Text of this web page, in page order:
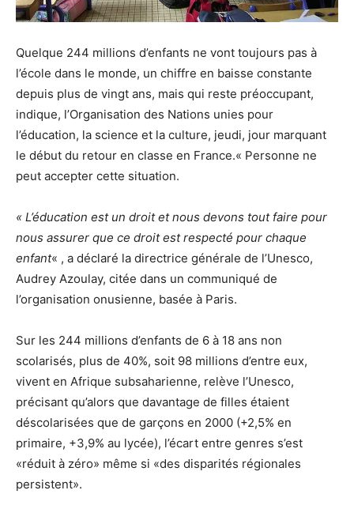
Quelque 244 millions d’enfants ne vont toujours pas à
l’école dans le monde, un chiffre en baisse constante
depuis plus de vingt ans, mais qui reste préoccupant,
indique, l’Organisation des Nations unies pour
l’éducation, la science et la culture, jeudi, jour marquant
le début du retour en classe en France.« Personne ne
peut accepter cette situation.
« L’éducation est un droit et nous devons tout faire pour
nous assurer que ce droit est respecté pour chaque
enfant« , a déclaré la directrice générale de l’Unesco,
Audrey Azoulay, citée dans un communiqué de
l’organisation onusienne, basée à Paris.
Sur les 244 millions d’enfants de 6 à 18 ans non
scolarisés, plus de 40%, soit 98 millions d’entre eux,
vivent en Afrique subsaharienne, relève l’Unesco,
précisant qu’alors que davantage de filles étaient
déscolarisées que de garçons en 2000 (+2,5% en
primaire, +3,9% au lycée), l’écart entre genres s’est
«réduit à zéro» même si «des disparités régionales
persistent».